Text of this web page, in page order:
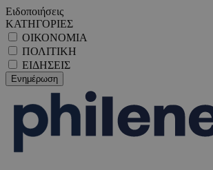
Ειδοποιήσεις
ΚΑΤΗΓΟΡΙΕΣ
ΟΙΚΟΝΟΜΙΑ
ΠΟΛΙΤΙΚΗ
ΕΙΔΗΣΕΙΣ